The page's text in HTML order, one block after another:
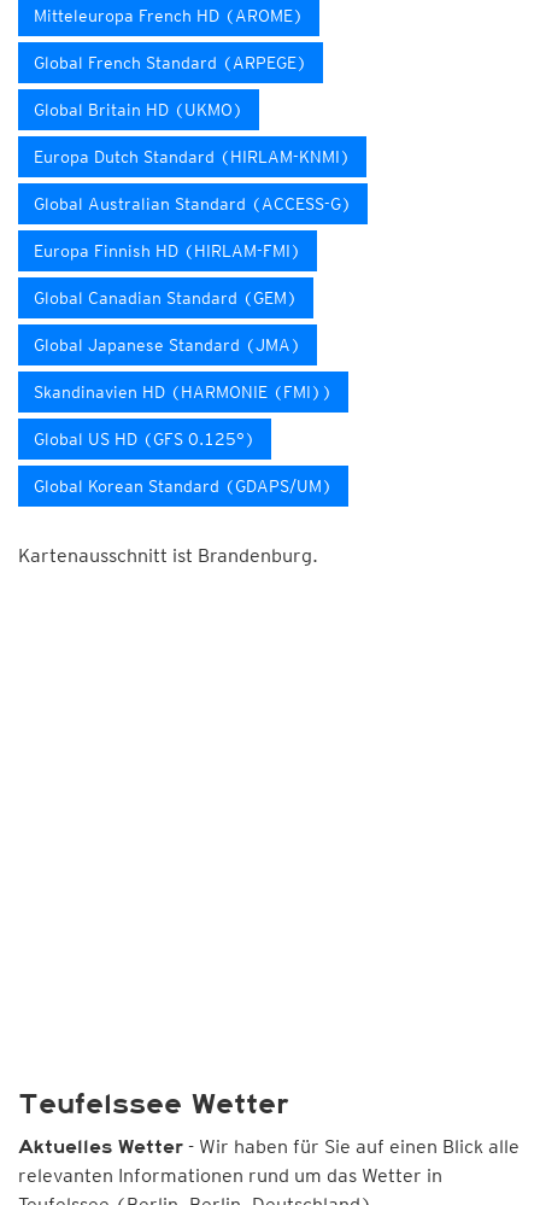
Mitteleuropa French HD (AROME)
Global French Standard (ARPEGE)
Global Britain HD (UKMO)
Europa Dutch Standard (HIRLAM-KNMI)
Global Australian Standard (ACCESS-G)
Europa Finnish HD (HIRLAM-FMI)
Global Canadian Standard (GEM)
Global Japanese Standard (JMA)
Skandinavien HD (HARMONIE (FMI))
Global US HD (GFS 0.125°)
Global Korean Standard (GDAPS/UM)
Kartenausschnitt ist Brandenburg.
Teufelssee Wetter
Aktuelles Wetter - Wir haben für Sie auf einen Blick alle
relevanten Informationen rund um das Wetter in